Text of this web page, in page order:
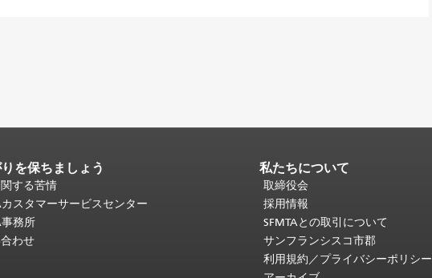
を保ちましょう
する苦情
カスタマーサービスセンター
事務所
わせ
私たちについて
取締役会
採用情報
SFMTAとの取引について
サンフランシスコ市郡
利用規約／プライバシーポリシー